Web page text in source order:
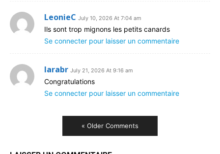
LeonieC July 10, 2026 At 7:04 am
Ils sont trop mignons les petits canards
Se connecter pour laisser un commentaire
larabr July 21, 2026 At 9:16 am
Congratulations
Se connecter pour laisser un commentaire
« Older Comments